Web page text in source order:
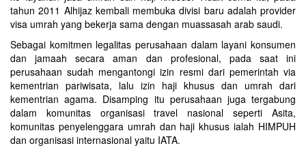
tahun 2011 Alhijaz kembali membuka divisi baru adalah provider
visa umrah yang bekerja sama dengan muassasah arab saudi.
Sebagai komitmen legalitas perusahaan dalam layani konsumen
dan jamaah secara aman dan profesional, pada saat ini
perusahaan sudah mengantongi izin resmi dari pemerintah via
kementrian pariwisata, lalu izin haji khusus dan umrah dari
kementrian agama. Disamping itu perusahaan juga tergabung
dalam komunitas organisasi travel nasional seperti Asita,
komunitas penyelenggara umrah dan haji khusus ialah HIMPUH
dan organisasi internasional yaitu IATA.